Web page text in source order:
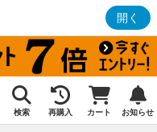
開く
検索 再購入 カート お知らせ